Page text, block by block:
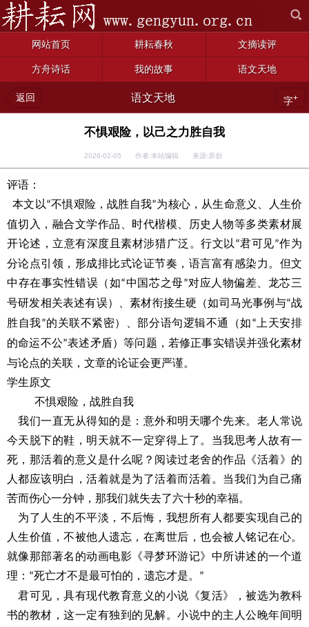
网站首页 耕耘春秋 文摘读评
方舟诗话 我的故事 语文天地
返回 语文天地 字+
不惧艰险，以己之力胜自我
2026-02-05 作者:本站编辑 来源:原创
评语：
本文以“不惧艰险，战胜自我”为核心，从生命意义、人生价
值切入，融合文学作品、时代楷模、历史人物等多类素材展
开论述，立意有深度且素材涉猎广泛。行文以 “君可见”作为
分论点引领，形成排比式论证节奏，语言富有感染力。但文
中存在事实性错误（如“中国芯之母”对应人物偏差、龙芯三
号研发相关表述有误）、素材衔接生硬（如司马光事例与“战
胜自我”的关联不紧密）、部分语句逻辑不通（如“ 上天安排
的命运不公”表述矛盾）等问题，若修正事实错误并强化素材
与论点的关联，文章的论证会更严谨。
学生原文
不惧艰险，战胜自我
我们一直无从得知的是：意外和明天哪个先来。老人常说
今天脱下的鞋，明天就不一定穿得上了。当我思考人故有一
死，那活着的意义是什么呢？阅读过老舍的作品《活着》的
人都应该明白，活着就是为了活着而活着。当我们为自己痛
苦而伤心一分钟，那我们就失去了六十秒的幸福。
为了人生的不平淡，不后悔，我想所有人都要实现自己的
人生价值，不被他人遗忘，在离世后，也会被人铭记在心。
就像那部著名的动画电影《寻梦环游记》中所讲述的一个道
理： “死亡才不是最可怕的，遗忘才是。 ”
君可见，具有现代教育意义的小说《复活》，被选为教科
书的教材，这一定有独到的见解。小说中的主人公晚年间明